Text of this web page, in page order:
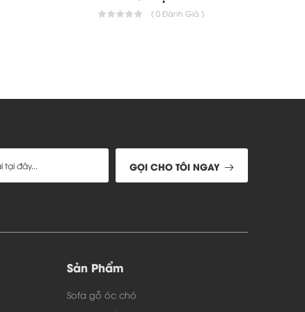
cỏ may. có khóa để dễ dàng thay, giặt, vệ
khách hàng
( 0 Đánh Giá )
GỌI CHO TÔI NGAY
Sản Phẩm
Sofa gỗ óc chó